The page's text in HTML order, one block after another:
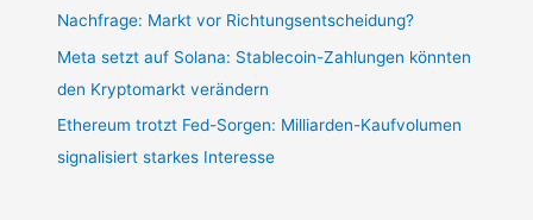
Nachfrage: Markt vor Richtungsentscheidung?
Meta setzt auf Solana: Stablecoin-Zahlungen könnten
den Kryptomarkt verändern
Ethereum trotzt Fed-Sorgen: Milliarden-Kaufvolumen
signalisiert starkes Interesse